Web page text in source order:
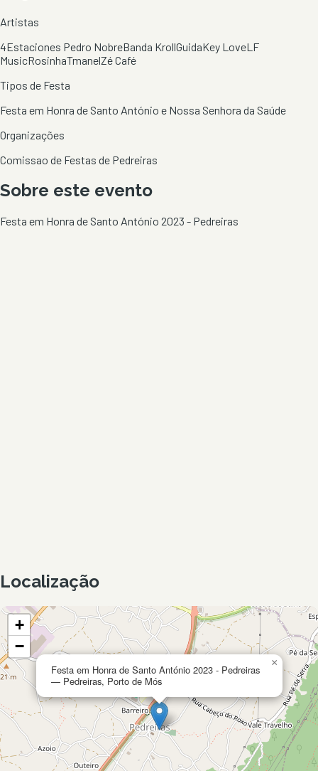
Artistas
4Estaciones Pedro NobreBanda KrollGuidaKey LoveLF
MusicRosinhaTmanelZé Café
Tipos de Festa
Festa em Honra de Santo António e Nossa Senhora da Saúde
Organizações
Comissao de Festas de Pedreiras
Sobre este evento
Festa em Honra de Santo António 2023 - Pedreiras
Localização
Festa em Honra de Santo António 2023 - Pedreiras
— Pedreiras, Porto de Mós
×
+
−